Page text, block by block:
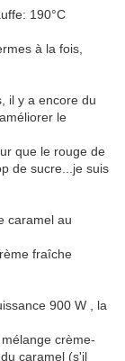
190°C
à la fois,
il y a encore du
le
que le rouge de
de sucre...je suis
caramel au
fraîche
900 W , la
crème-
caramel (s'il